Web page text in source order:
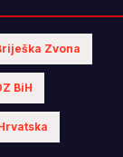
Zvona
BiH